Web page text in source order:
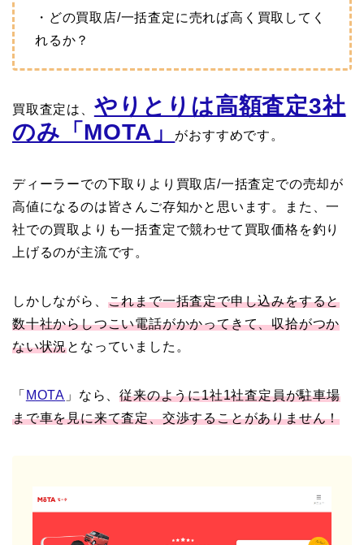
・どの買取店/一括査定に売れば高く買取してく
れるか？
買取査定は、 やりとりは高額査定3社
のみ「MOTA」
がおすすめです。
ディーラーでの下取りより買取店/一括査定での売却が
高値になるのは皆さんご存知かと思います。また、一
社での買取よりも一括査定で競わせて買取価格を釣り
上げるのが主流です。
しかしながら、 これまで一括査定で申し込みをすると
数十社からしつこい電話がかかってきて、収拾がつか
ない状況となっていました。
「 MOTA 」なら、従来のように1社1社査定員が駐車場
まで車を見に来て査定、交渉することがありません！